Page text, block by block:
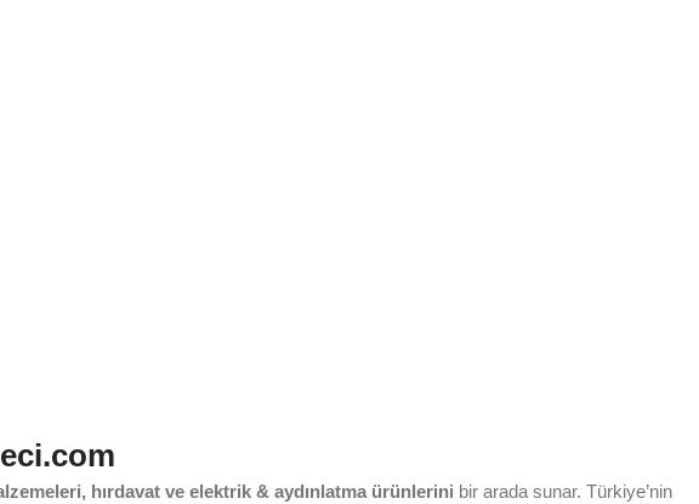
hırdavat ve elektrik & aydınlatma ürünlerini bir arada sunar. Türkiye’nin